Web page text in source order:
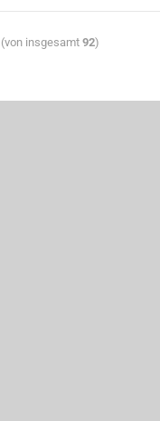
(von insgesamt 92)